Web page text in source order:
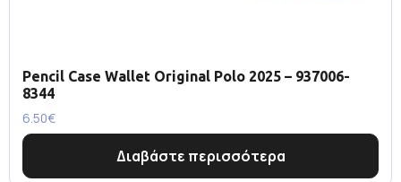
Pencil Case Wallet Original Polo 2025 – 937006-
8344
6.50€
Διαβάστε περισσότερα